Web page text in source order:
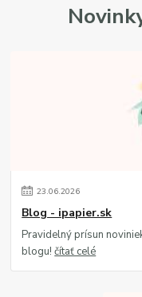
23.06.2026
Blog - ipapier.sk
Pravidelný prísun
blogu!čítať celé